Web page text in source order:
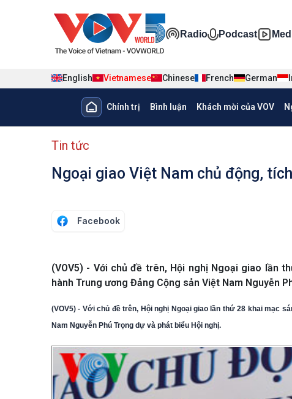
Đa phương
Radio Podcast
English Vietnamese Chinese French German
Main navigation
Chính trị Bình luận Khách mời của VOV
menu phụ tiếng Việt
Tin tức
Ngoại giao Việt Nam chủ động,
Facebook
(VOV5) - Với chủ đề trên, Hội nghị Ngoại giao lần
hành Trung ương Đảng Cộng sản Việt Nam Nguyễn
(VOV5) - Với chủ đề trên, Hội nghị Ngoại giao lần thứ 28 khai mạc
Nam Nguyễn Phú Trọng dự và phát biểu Hội nghị.